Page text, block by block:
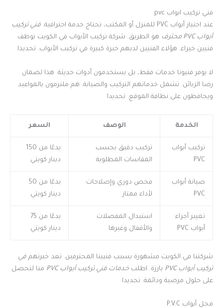
فني تركيب ابواب pvc
عند اختيار أبواب PVC للمنزل أو المكتب، تحتاج خدمة احترافية.
فني تركيب
أبواب PVC محترف
هو الطريق. شركة تركيب الأبواب في الكويت توظف
فنيين خبراء. هؤلاء الفنيين لديهم خبرة كبيرة في تركيب الأبواب. تحديدا
لا يوفر فنيونا خدمات فقط، بل يستخدمون أدوات حديثة. هذا لضمان
رضا الزبائن. تشمل خدماتهم التركيب والصيانة. هم ملتزمون بالمواعيد
ويحافظون على نظافة الموقع. تحديدا
الخدمة الوصف السعر
تركيب أبواب
PVC
تركيب دقيق بحسب
المقاسات المطلوبة
بدءًا من 150
دينار كويتي
صيانة أبواب
PVC
فحص دوري وإصلاحات
لأداء ممتاز
بدءًا من 50
دينار كويتي
تغيير أجزاء
أبواب PVC
استبدال المفصلات
والأقفال وغيرها
بدءًا من 75
دينار كويتي
شركتنا في الكويت مشهورة بسبب فنيينا المحترفين. تعد خبرتهم في
تركيب أبواب PVC
بارزة. اطلب خدمات فني تركيب أبواب PVC
منا لتحصل
على حلول مرضية ودائمة. تحديدا
محل أبواب P.V.C